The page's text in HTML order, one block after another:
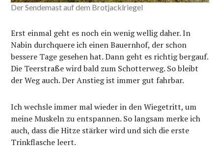
Der Sendemast auf dem Brotjacklriegel
Erst einmal geht es noch ein wenig wellig daher. In
Nabin durchquere ich einen Bauernhof, der schon
bessere Tage gesehen hat. Dann geht es richtig bergauf.
Die Teerstraße wird bald zum Schotterweg. So bleibt
der Weg auch. Der Anstieg ist immer gut fahrbar.
Ich wechsle immer mal wieder in den Wiegetritt, um
meine Muskeln zu entspannen. So langsam merke ich
auch, dass die Hitze stärker wird und sich die erste
Trinkflasche leert.